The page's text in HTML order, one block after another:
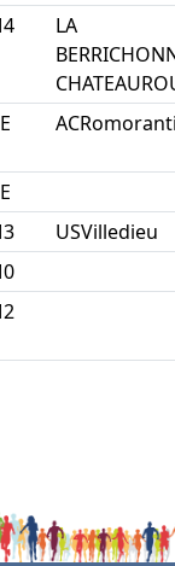
LA
USVilledieu